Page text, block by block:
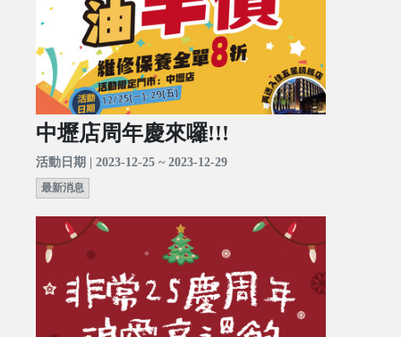
中壢店周年慶來囉!!!
活動日期 | 2023-12-25 ~ 2023-12-29
最新消息